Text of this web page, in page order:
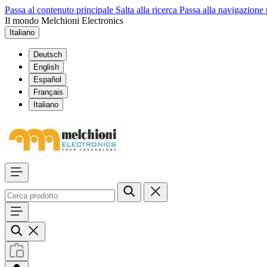
Passa al contenuto principale Salta alla ricerca Passa alla
Il mondo Melchioni Electronics
Italiano
Deutsch
English
Español
Français
Italiano